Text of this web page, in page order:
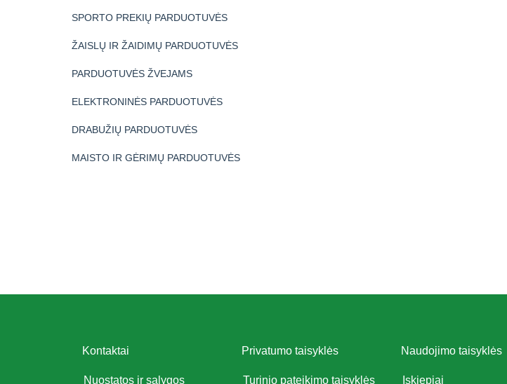
SPORTO PREKIŲ PARDUOTUVĖS
ŽAISLŲ IR ŽAIDIMŲ PARDUOTUVĖS
PARDUOTUVĖS ŽVEJAMS
ELEKTRONINĖS PARDUOTUVĖS
DRABUŽIŲ PARDUOTUVĖS
MAISTO IR GĖRIMŲ PARDUOTUVĖS
Kontaktai Privatumo taisyklės Naudojimo taisyklės
Nuostatos ir sąlygos Turinio pateikimo taisyklės Įskiepiai